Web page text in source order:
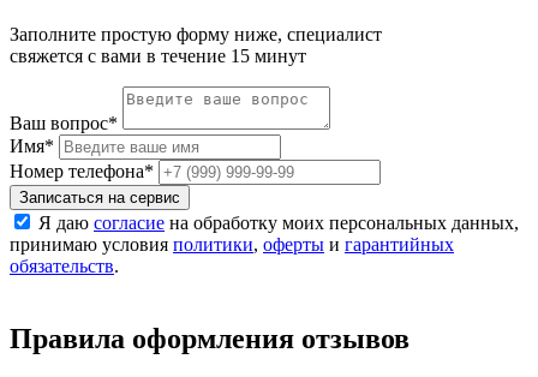
Заполните простую форму ниже, специалист
свяжется с вами в течение 15 минут
Ваш вопрос*
Имя*
Номер телефона*
Записаться на сервис
Я даю согласие на обработку моих персональных данных,
принимаю условия политики, оферты и гарантийных
обязательств.
Правила оформления отзывов